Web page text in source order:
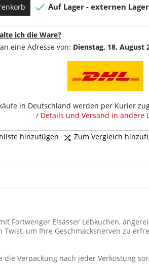
 Auf Lager - externen Lager
ich die Ware?
eine Adresse von: Dienstag, 18. August
in Deutschland werden per Kurier
/ Details und Versand in andere
hinzufügen  Zum Vergleich
Fortwenger Elsässer Lebkuchen,
um Ihre Geschmacksnerven zu
Verpackung nach jeder Verkostung